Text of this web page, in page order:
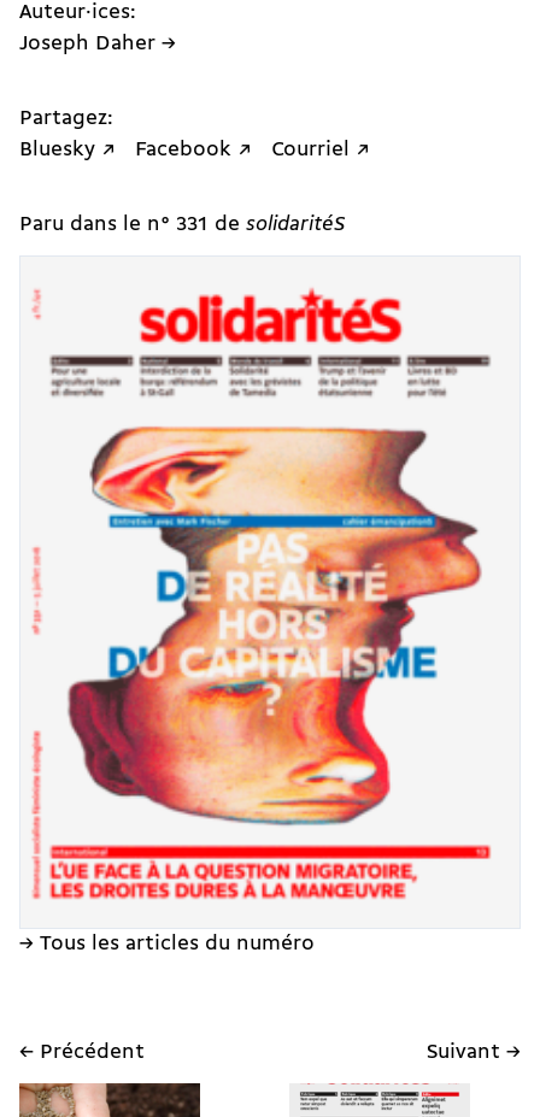
Auteur·ices:
Joseph Daher →
Partagez:
Bluesky ↗
Facebook ↗ Courriel ↗
Paru dans le n° 331 de solidaritéS
→ Tous les articles du numéro
← Précédent Suivant →